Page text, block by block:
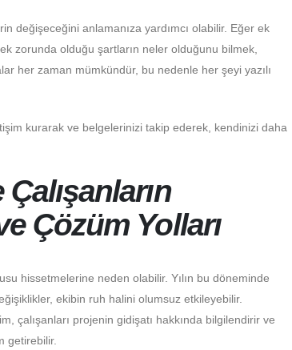
değişeceğini anlamanıza yardımcı olabilir. Eğer ek
zorunda olduğu şartların neler olduğunu bilmek,
her zaman mümkündür, bu nedenle her şeyi yazılı
kurarak ve belgelerinizi takip ederek, kendinizi daha
Çözüm Yolları
hissetmelerine neden olabilir. Yılın bu döneminde
ekibin ruh halini olumsuz etkileyebilir.
çalışanları projenin gidişatı hakkında bilgilendirir ve
getirebilir.